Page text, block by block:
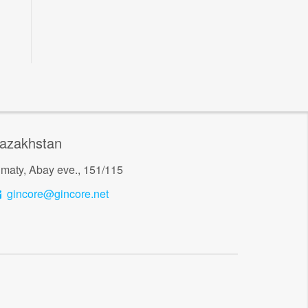
Abay eve., 151/115
gincore@gincore.net